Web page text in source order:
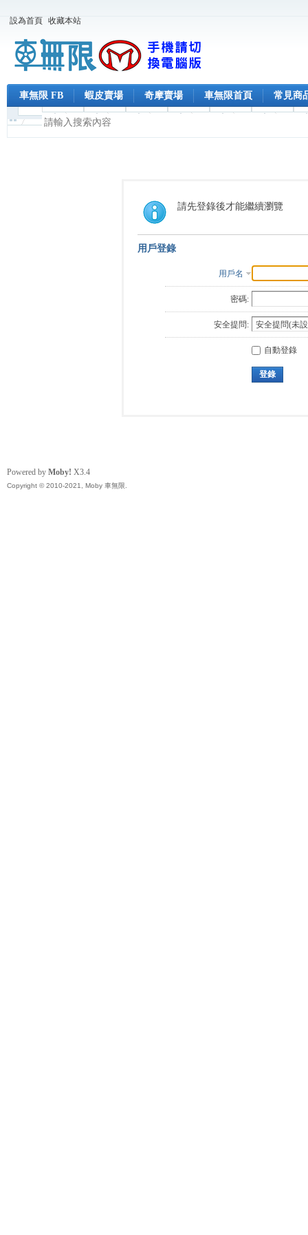
設為首頁 收藏本站
車無限 FB 蝦皮賣場 奇摩賣場 車無限首頁 常見商
請先登錄後才能繼續瀏覽
用戶登錄
用戶名
密碼:
安全提問:
自動登錄
登錄
Powered by Moby! X3.4
Copyright © 2010-2021, Moby 車無限.